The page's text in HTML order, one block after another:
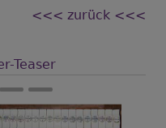
<<< zurück <<<
Teaser